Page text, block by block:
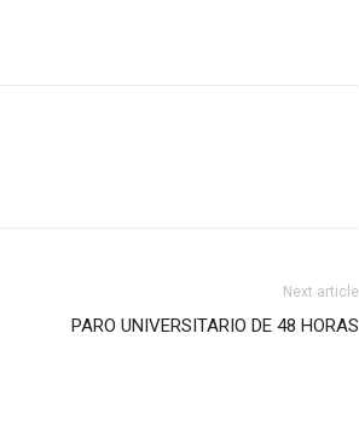
Next article
PARO UNIVERSITARIO DE 48 HORAS